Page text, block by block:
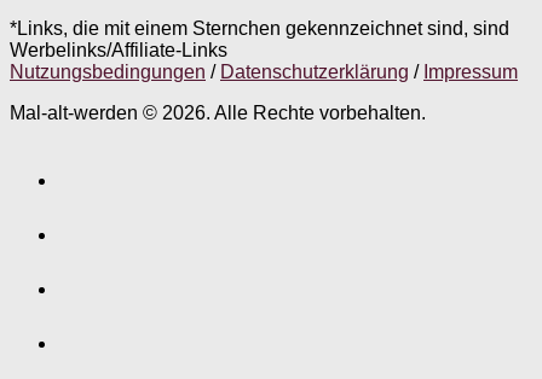
*Links, die mit einem Sternchen gekennzeichnet sind, sind
Werbelinks/Affiliate-Links
Nutzungsbedingungen / Datenschutzerklärung / Impressum
Mal-alt-werden © 2026. Alle Rechte vorbehalten.